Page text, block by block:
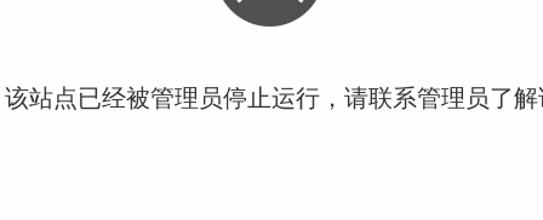
站点已经被管理员停止运行，请联系管理员了